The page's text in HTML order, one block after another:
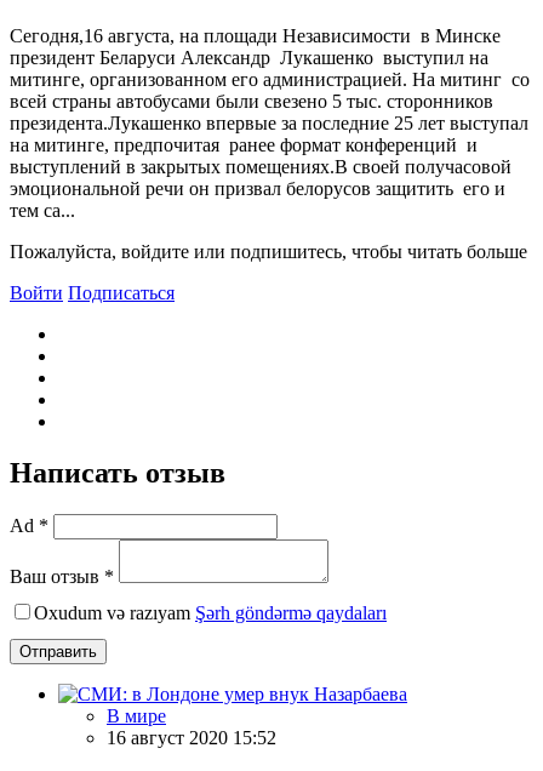
Сегодня,16 августа, на площади Независимости в Минске
президент Беларуси Александр Лукашенко выступил на
митинге, организованном его администрацией. На митинг со
всей страны автобусами были свезено 5 тыс. сторонников
президента.Лукашенко впервые за последние 25 лет выступал
на митинге, предпочитая ранее формат конференций и
выступлений в закрытых помещениях.В своей получасовой
эмоциональной речи он призвал белорусов защитить его и
тем са...
Пожалуйста, войдите или подпишитесь, чтобы читать больше
Войти Подписаться
Написать отзыв
Ad *
Ваш отзыв *
Oxudum və razıyam Şərh göndərmə qaydaları
Отправить
В мире
16 август 2020 15:52